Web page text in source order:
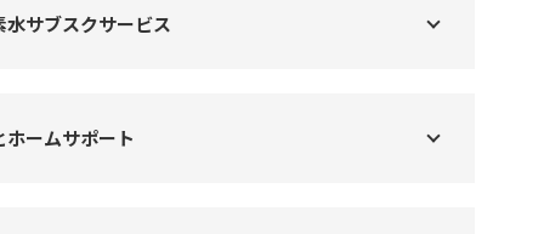
水サブスクサービス
ホームサポート